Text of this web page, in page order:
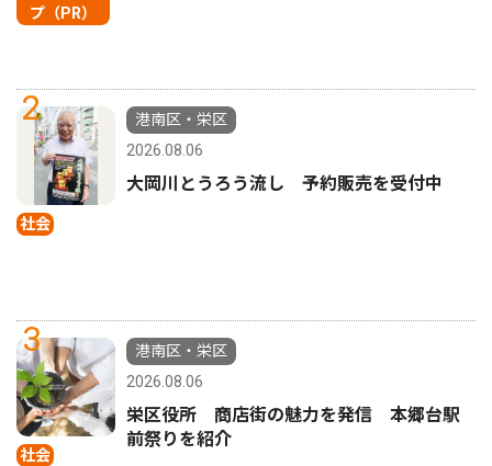
プ（PR）
2
社会
港南区・栄区
2026.08.06
大岡川とうろう流し 予約販売を受付中
3
社会
港南区・栄区
2026.08.06
栄区役所 商店街の魅力を発信 本郷台駅
前祭りを紹介